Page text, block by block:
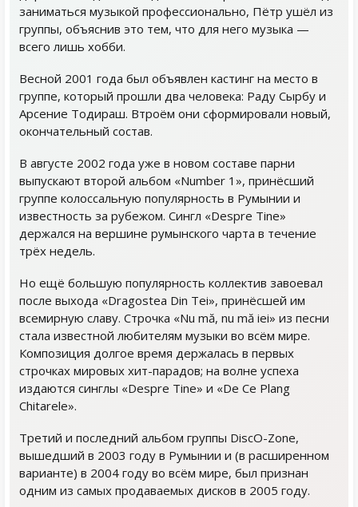
заниматься музыкой профессионально, Пётр ушёл из
группы, объяснив это тем, что для него музыка —
всего лишь хобби.
Весной 2001 года был объявлен кастинг на место в
группе, который прошли два человека: Раду Сырбу и
Арсение Тодираш. Втроём они сформировали новый,
окончательный состав.
В августе 2002 года уже в новом составе парни
выпускают второй альбом «Number 1», принёсший
группе колоссальную популярность в Румынии и
известность за рубежом. Cингл «Despre Tine»
держался на вершине румынского чарта в течение
трёх недель.
Но ещё большую популярность коллектив завоевал
после выхода «Dragostea Din Tei», принёсшей им
всемирную славу. Строчка «Nu mă, nu mă iei» из песни
стала известной любителям музыки во всём мире.
Композиция долгое время держалась в первых
строчках мировых хит-парадов; на волне успеха
издаются синглы «Despre Tine» и «De Ce Plang
Chitarele».
Третий и последний альбом группы DiscO-Zone,
вышедший в 2003 году в Румынии и (в расширенном
варианте) в 2004 году во всём мире, был признан
одним из самых продаваемых дисков в 2005 году.